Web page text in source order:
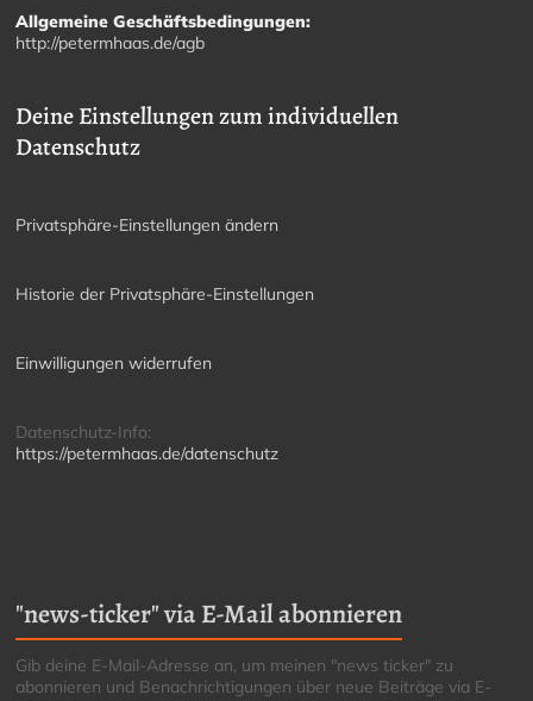
Allgemeine Geschäftsbedingungen:
http://petermhaas.de/agb
Deine Einstellungen zum individuellen
Datenschutz
Privatsphäre-Einstellungen ändern
Historie der Privatsphäre-Einstellungen
Einwilligungen widerrufen
Datenschutz-Info:
https://petermhaas.de/datenschutz
"news-ticker" via E-Mail abonnieren
Gib deine E-Mail-Adresse an, um meinen "news ticker" zu
abonnieren und Benachrichtigungen über neue Beiträge via E-